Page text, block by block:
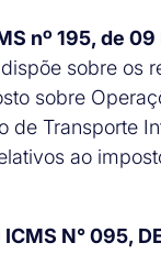
nº 195, de 09
sobre os
sobre
de Transporte
ao
N° 095,